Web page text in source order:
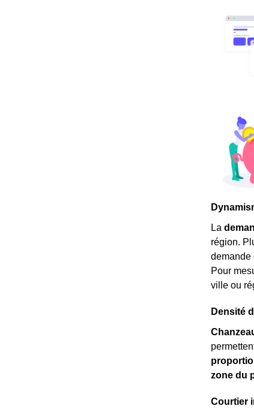
La
région.
demande
Pour
ville ou
Densité
zone du
Courtier